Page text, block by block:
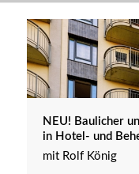
NEU! Baulicher
in Hotel- und
mit Rolf König